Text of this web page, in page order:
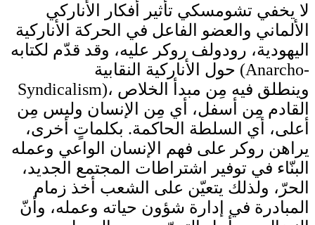
لا يخفي تشومسكي تأثير أفكار الأناركي
الألماني والعضو الفاعل في الحركة الأناركية
اليهودية، رودولف روكر عليه، وقد قدّم لكتابه
حول الأناركية النقابية (Anarcho-
Syndicalism)، وينطلق فيه مِن مبدأ الخلاص
القادم مِن أسفل، أي مِن الإنسان وليس مِن
أعلى، أي السلطة الحاكمة. بكلماتٍ أخرى،
يراهن روكر على فهم الإنسان الواعي وعمله
البنّاء في توفير اشتراطات المجتمع الجديد،
الحرّ، ولذلك يتعيّن على الشعب أخذ زمام
المبادرة في إدارة شؤون حياته وعمله، وأنّ